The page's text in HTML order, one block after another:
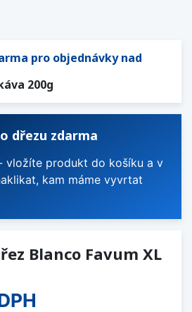
pro objednávky nad
200g
dřezu zdarma
vložíte produkt do košíku a v
kam máme vyvrtat
Blanco Favum XL